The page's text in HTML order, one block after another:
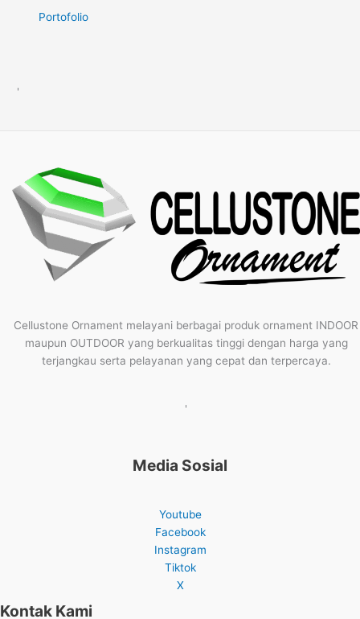
Portofolio
'
Cellustone Ornament melayani berbagai produk ornament INDOOR
maupun OUTDOOR yang berkualitas tinggi dengan harga yang
terjangkau serta pelayanan yang cepat dan terpercaya.
'
Media Sosial
Youtube
Facebook
Instagram
Tiktok
X
Kontak Kami